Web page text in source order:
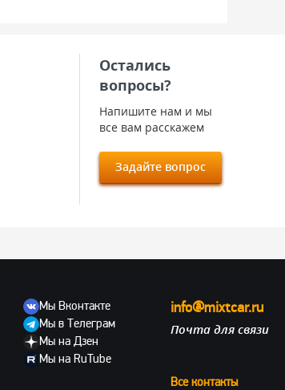
Остались
вопросы?
Напишите нам и мы
все вам расскажем
Задайте вопрос
Мы Вконтакте
Мы в Телеграм
Мы на Дзен
Мы на RuTube
info@mixtcar.ru
Почта для связи
Все контакты